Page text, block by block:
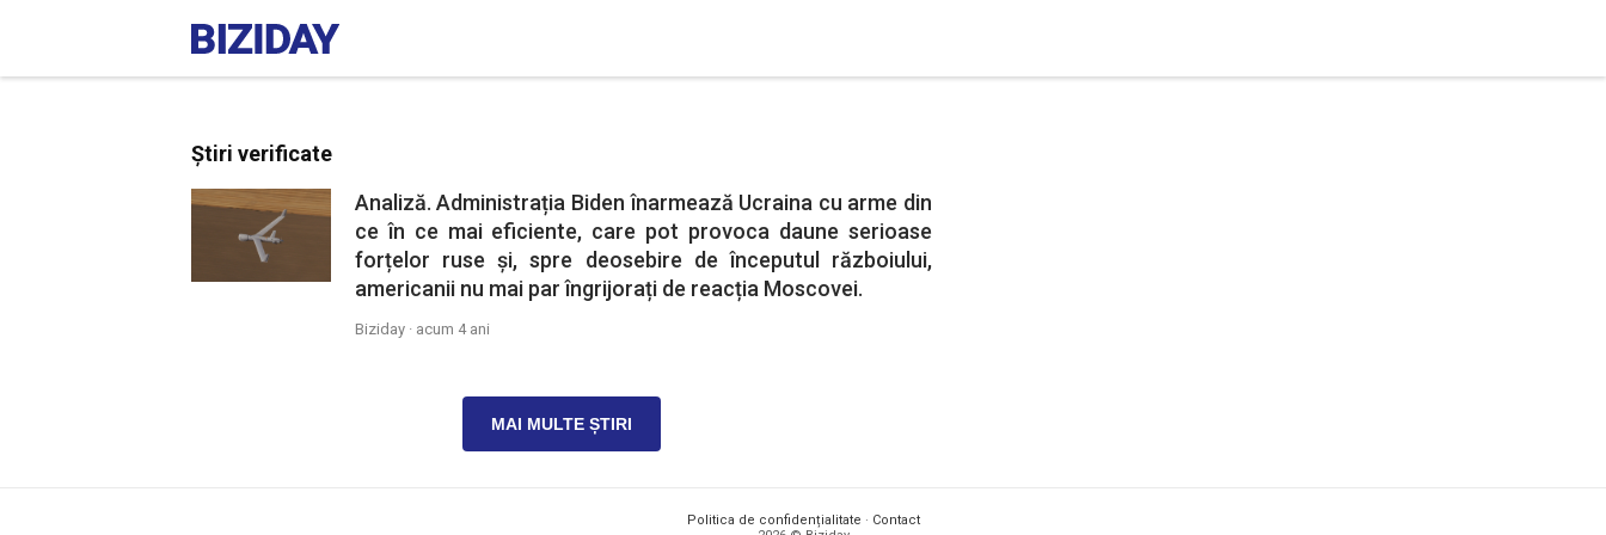
Știri verificate
Analiză. Administrația Biden înarmează Ucraina cu arme din
ce în ce mai eficiente, care pot provoca daune serioase
forțelor ruse și, spre deosebire de începutul războiului,
americanii nu mai par îngrijorați de reacția Moscovei.
Biziday · acum 4 ani
MAI MULTE ȘTIRI
Politica de confidențialitate · Contact